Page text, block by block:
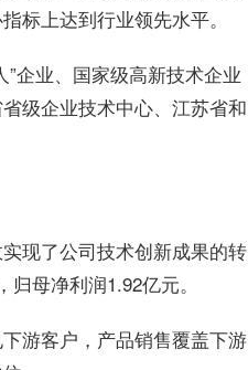
标上达到行业领先水平。
企业、国家级高新技术企业
级企业技术中心、江苏省和
现了公司技术创新成果的转
母净利润1.92亿元。
游客户，产品销售覆盖下游